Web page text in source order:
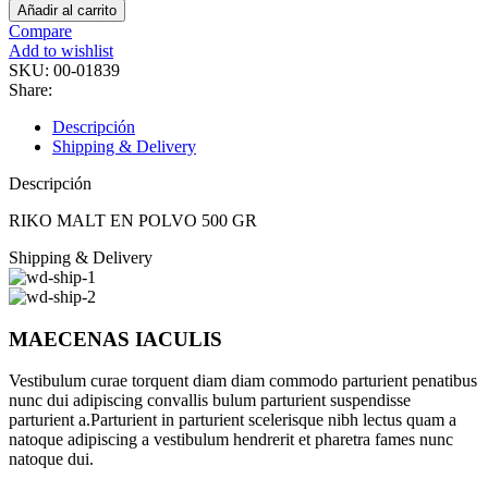
Añadir al carrito
Compare
Add to wishlist
SKU: 00-01839
Share:
Descripción
Shipping & Delivery
Descripción
RIKO MALT EN POLVO 500 GR
Shipping & Delivery
MAECENAS IACULIS
Vestibulum curae torquent diam diam commodo parturient penatibus
nunc dui adipiscing convallis bulum parturient suspendisse
parturient a.Parturient in parturient scelerisque nibh lectus quam a
natoque adipiscing a vestibulum hendrerit et pharetra fames nunc
natoque dui.